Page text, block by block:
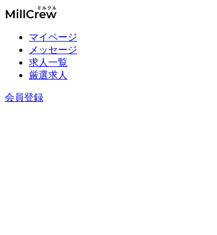
マイページ
メッセージ
求人一覧
厳選求人
会員登録